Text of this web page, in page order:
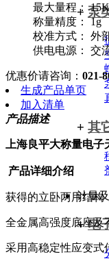
+ 泵
+ 其
计量
+电
最大量程：
称量精度： 1g
校准方式： 外
供电电源： 交
优惠价请咨询： 021-
生成产品单页
加入清单
产品描述
上海良平大称量电
产品详细介绍
获得的立卧两用结构
全金属高强度底座及
采用高稳定性应变式